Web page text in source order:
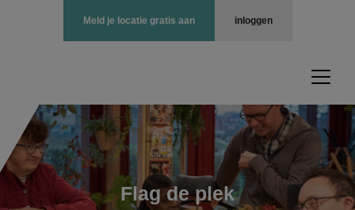
inloggen
Meld je locatie gratis aan
Flag de plek